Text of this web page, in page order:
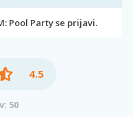
Pool Party se prijavi.
4.5
50